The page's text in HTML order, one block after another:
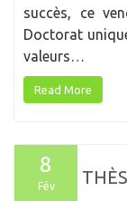
succès, ce
Doctorat
valeurs…
Read More
8
Fév